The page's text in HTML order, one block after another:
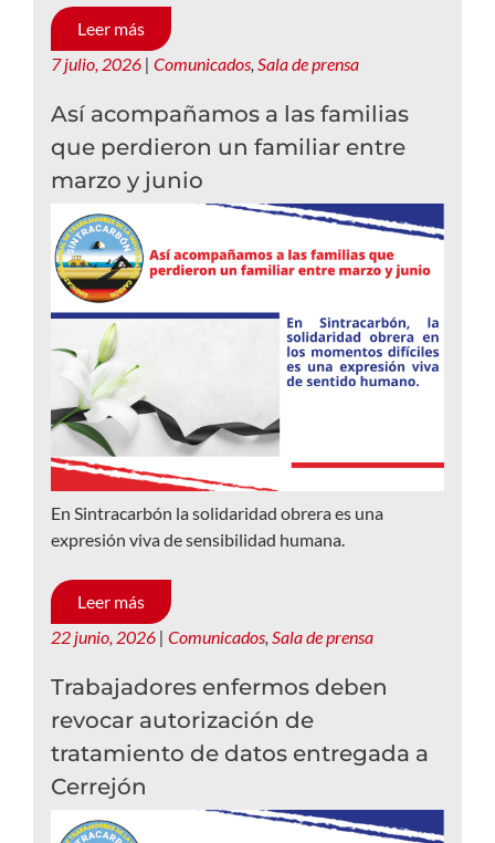
Leer más
7 julio, 2026 | Comunicados, Sala de prensa
Así acompañamos a las familias
que perdieron un familiar entre
marzo y junio
En Sintracarbón la solidaridad obrera es una
expresión viva de sensibilidad humana.
Leer más
22 junio, 2026 | Comunicados Sala de prensa
Trabajadores enfermos deben
revocar autorización de
tratamiento de datos entregada a
Cerrejón